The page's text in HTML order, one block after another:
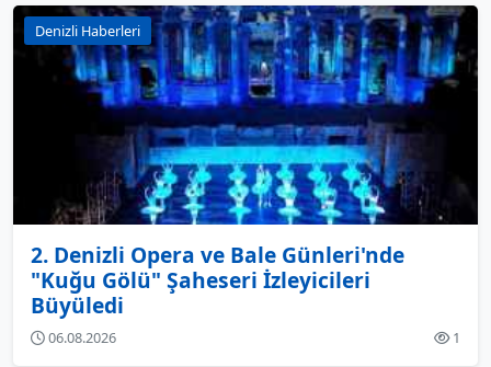
Denizli Haberleri
2. Denizli Opera ve Bale Günleri'nde
"Kuğu Gölü" Şaheseri İzleyicileri
Büyüledi
06.08.2026 1